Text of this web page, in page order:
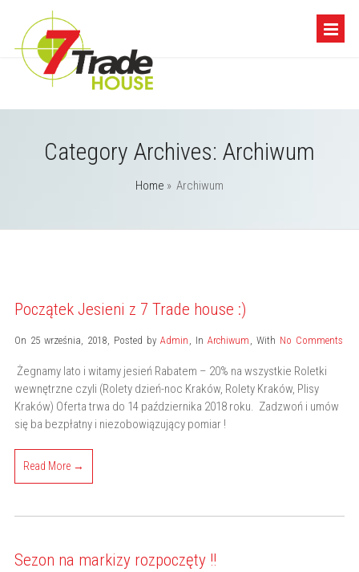
Category Archives: Archiwum
Home » Archiwum
Początek Jesieni z 7 Trade house :)
On 25 września, 2018, Posted by Admin , In Archiwum , With No Comments
Żegnamy lato i witamy jesień Rabatem – 20% na wszystkie Roletki
wewnętrzne czyli (Rolety dzień-noc Kraków, Rolety Kraków, Plisy
Kraków) Oferta trwa do 14 października 2018 roku. Zadzwoń i umów
się ba bezpłatny i niezobowiązujący pomiar !
Read More →
Sezon na markizy rozpoczęty !!